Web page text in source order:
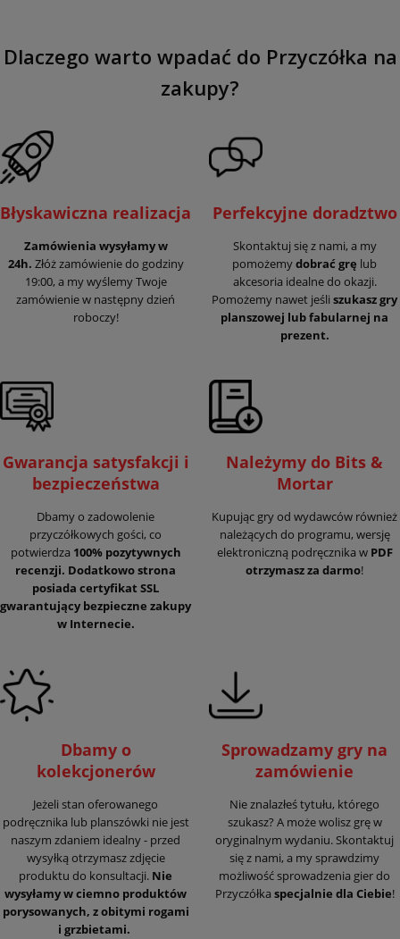
Dlaczego warto wpadać do Przyczółka na
zakupy?
Błyskawiczna realizacja
Zamówienia wysyłamy w
24h. Złóż zamówienie do godziny
19:00, a my wyślemy Twoje
zamówienie w następny dzień
roboczy!
Perfekcyjne doradztwo
Skontaktuj się z nami, a my
pomożemydobrać grę lub
akcesoria idealne do okazji.
Pomożemy nawet jeśli szukasz gry
planszowej lub fabularnej na
prezent.
Gwarancja satysfakcji i
bezpieczeństwa
Dbamy o zadowolenie
przyczółkowych gości, co
potwierdza 100% pozytywnych
recenzji. Dodatkowo strona
posiada certyfikat SSL
gwarantujący bezpieczne zakupy
w Internecie.
Należymy do Bits &
Mortar
Kupując gry od wydawców również
należących do programu, wersję
elektroniczną podręcznika w PDF
otrzymasz za darmo!
Dbamy o
kolekcjonerów
Jeżeli stan oferowanego
podręcznika lub planszówki nie jest
naszym zdaniem idealny - przed
wysyłką otrzymasz zdjęcie
produktu do konsultacji. Nie
wysyłamy w ciemno produktów
porysowanych, z obitymi rogami
i grzbietami.
Sprowadzamy gry na
zamówienie
Nie znalazłeś tytułu, którego
szukasz? A może wolisz grę w
oryginalnym wydaniu. Skontaktuj
się z nami, a my sprawdzimy
możliwość sprowadzenia gier do
Przyczółka specjalnie dla Ciebie!